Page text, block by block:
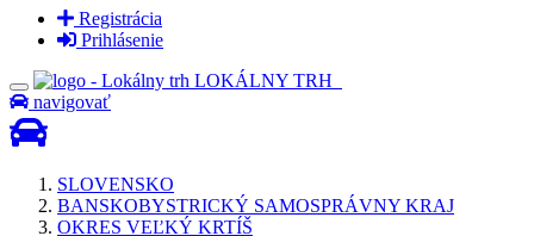
Registrácia
Prihlásenie
LOKÁLNY TRH
navigovať
SLOVENSKO
BANSKOBYSTRICKÝ SAMOSPRÁVNY KRAJ
OKRES VEĽKÝ KRTÍŠ